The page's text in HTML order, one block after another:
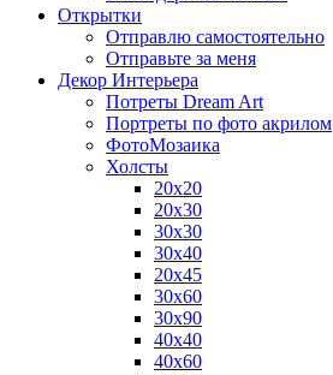
Открытки
Отправлю самостоятельно
Отправьте за меня
Декор Интерьера
Потреты Dream Art
Портреты по фото акрилом
ФотоМозаика
Холсты
20х20
20х30
30х30
30х40
20х45
30х60
30х90
40х40
40х60